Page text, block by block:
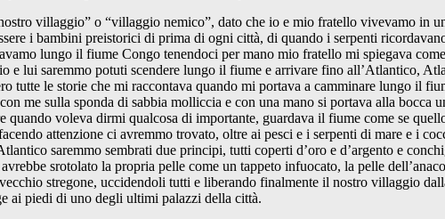
villaggio” o “villaggio nemico”, dato che io e mio fratello vivevamo in
i bambini preistorici di prima di ogni città, di quando i serpenti
lungo il fiume Congo tenendoci per mano mio fratello mi spiegava
e lui saremmo potuti scendere lungo il fiume e arrivare fino all’Atlantico,
tutte le storie che mi raccontava quando mi portava a camminare lungo il
me sulla sponda di sabbia molliccia e con una mano si portava alla bocca
quando voleva dirmi qualcosa di importante, guardava il fiume come se
attenzione ci avremmo trovato, oltre ai pesci e i serpenti di mare e i
saremmo sembrati due principi, tutti coperti d’oro e d’argento e
srotolato la propria pelle come un tappeto infuocato, la pelle
stregone, uccidendoli tutti e liberando finalmente il nostro villaggio
ai piedi di uno degli ultimi palazzi della città.